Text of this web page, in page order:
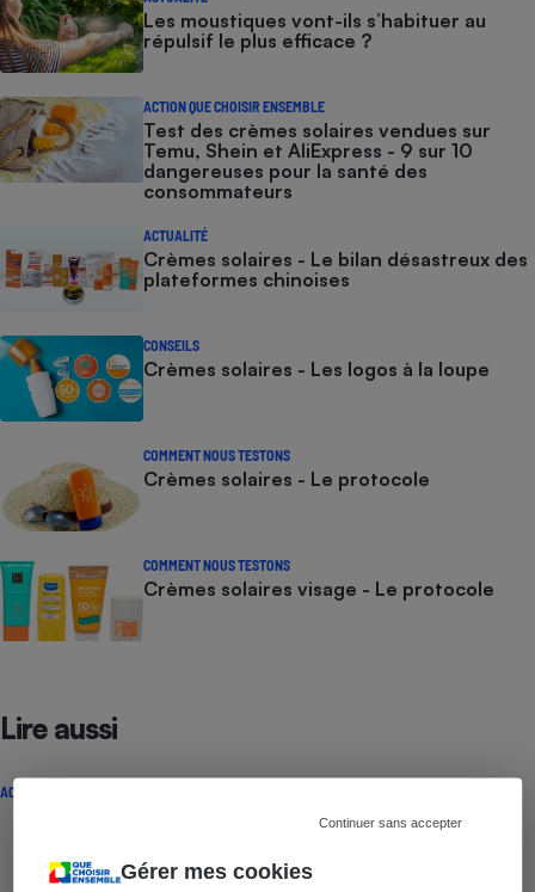
Gérer mes cookies
Continuer sans accepter
Les moustiques vont-ils s’habituer au
répulsif le plus efficace ?
ACTION QUE CHOISIR ENSEMBLE
Test des crèmes solaires vendues sur
Temu, Shein et AliExpress - 9 sur 10
dangereuses pour la santé des
consommateurs
ACTUALITÉ
Crèmes solaires - Le bilan désastreux des
plateformes chinoises
CONSEILS
Crèmes solaires - Les logos à la loupe
COMMENT NOUS TESTONS
Crèmes solaires - Le protocole
COMMENT NOUS TESTONS
Crèmes solaires visage - Le protocole
Lire aussi
ACTUALITÉ